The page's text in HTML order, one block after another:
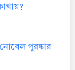
পুরষ্কার